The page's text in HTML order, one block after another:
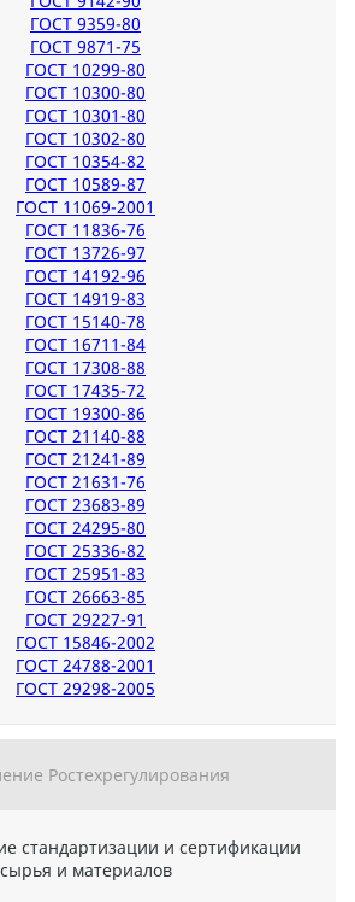
ГОСТ 9359-80
ГОСТ 9871-75
ГОСТ 10299-80
ГОСТ 10300-80
ГОСТ 10301-80
ГОСТ 10302-80
ГОСТ 10354-82
ГОСТ 10589-87
ГОСТ 11069-2001
ГОСТ 11836-76
ГОСТ 13726-97
ГОСТ 14192-96
ГОСТ 14919-83
ГОСТ 15140-78
ГОСТ 16711-84
ГОСТ 17308-88
ГОСТ 17435-72
ГОСТ 19300-86
ГОСТ 21140-88
ГОСТ 21241-89
ГОСТ 21631-76
ГОСТ 23683-89
ГОСТ 24295-80
ГОСТ 25336-82
ГОСТ 25951-83
ГОСТ 26663-85
ГОСТ 29227-91
ГОСТ 15846-2002
ГОСТ 24788-2001
ГОСТ 29298-2005
Ростехрегулирования
стандартизации и сертификации
сырья и материалов